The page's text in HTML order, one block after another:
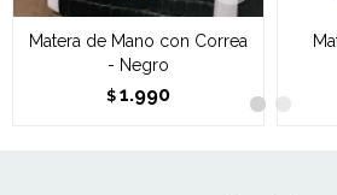
Matera de Mano con Correa
- Negro
$ 1.990